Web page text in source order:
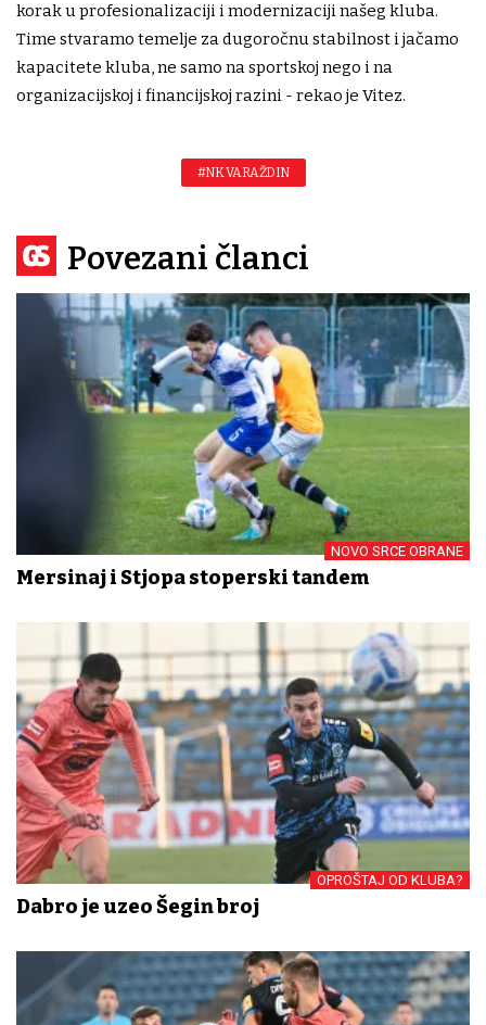
korak u profesionalizaciji i modernizaciji našeg kluba.
Time stvaramo temelje za dugoročnu stabilnost i jačamo
kapacitete kluba, ne samo na sportskoj nego i na
organizacijskoj i financijskoj razini - rekao je Vitez.
#NK VARAŽDIN
Povezani članci
NOVO SRCE OBRANE
Mersinaj i Stjopa stoperski tandem
OPROŠTAJ OD KLUBA?
Dabro je uzeo Šegin broj